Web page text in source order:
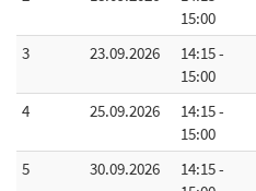
15:00
3 23.09.2026
14:15 -
15:00
4 25.09.2026
14:15 -
15:00
5 30.09.2026
14:15 -